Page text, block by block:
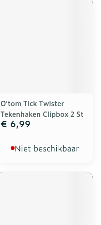
O'tom Tick Twister
Tekenhaken Clipbox 2 St
€ 6,99
Niet beschikbaar